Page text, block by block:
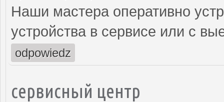
Наши мастера оперативно
устройства в сервисе или с
odpowiedz
сервисный центр